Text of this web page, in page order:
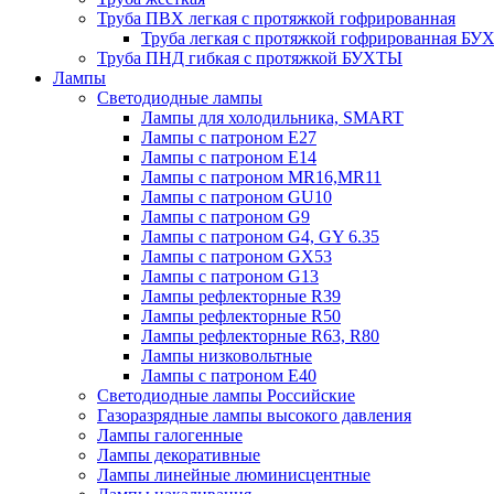
Труба ПВХ легкая с протяжкой гофрированная
Труба легкая с протяжкой гофрированная
Труба ПНД гибкая с протяжкой БУХТЫ
Лампы
Светодиодные лампы
Лампы для холодильника, SMART
Лампы с патроном E27
Лампы с патроном Е14
Лампы с патроном MR16,MR11
Лампы с патроном GU10
Лампы с патроном G9
Лампы с патроном G4, GY 6.35
Лампы с патроном GX53
Лампы с патроном G13
Лампы рефлекторные R39
Лампы рефлекторные R50
Лампы рефлекторные R63, R80
Лампы низковольтные
Лампы с патроном Е40
Светодиодные лампы Российские
Газоразрядные лампы высокого давления
Лампы галогенные
Лампы декоративные
Лампы линейные люминисцентные